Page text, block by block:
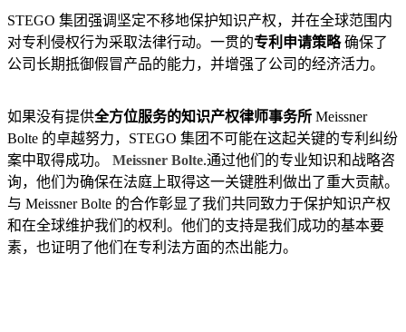
STEGO 集团强调坚定不移地保护知识产权，并在全球范围内
对专利侵权行为采取法律行动。一贯的专利申请策略确保了
公司长期抵御假冒产品的能力，并增强了公司的经济活力。
如果没有提供全方位服务的知识产权律师事务所 Meissner
Bolte 的卓越努力，STEGO 集团不可能在这起关键的专利纠纷
案中取得成功。 Meissner Bolte.通过他们的专业知识和战略咨
询，他们为确保在法庭上取得这一关键胜利做出了重大贡献。
与 Meissner Bolte 的合作彰显了我们共同致力于保护知识产权
和在全球维护我们的权利。他们的支持是我们成功的基本要
素，也证明了他们在专利法方面的杰出能力。